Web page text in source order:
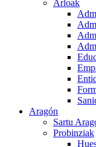
Arloak
Aragón
Sartu
Probinziak